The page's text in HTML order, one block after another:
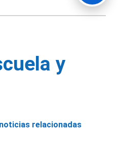
y
relacionadas